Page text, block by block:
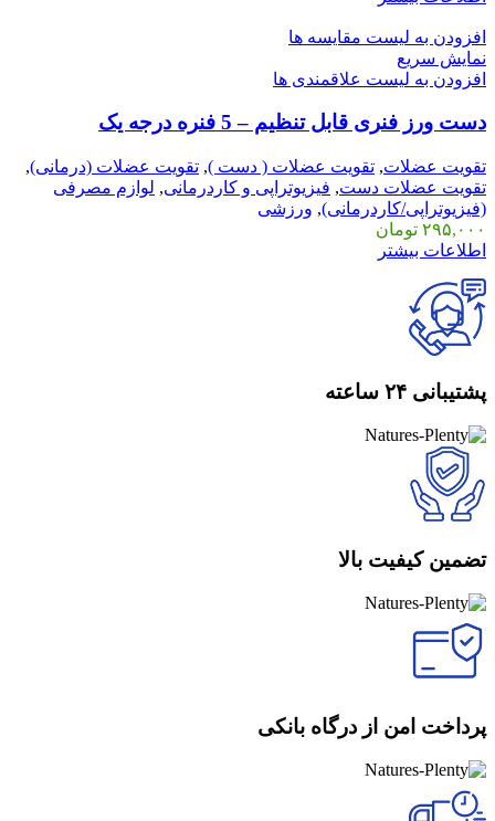
افزودن به لیست مقایسه ها
نمایش سریع
افزودن به لیست علاقمندی ها
دست ورز فنری قابل تنظیم – 5 فنره درجه یک
تقویت عضلات, تقویت عضلات ( دست ), تقویت عضلات (درمانی),
تقویت عضلات دست, فیزیوتراپی و کاردرمانی, لوازم مصرفی
(فیزیوتراپی/کاردرمانی), ورزشی
۲۹۵,۰۰۰ تومان
اطلاعات بیشتر
پشتیبانی ۲۴ ساعته
تضمین کیفیت بالا
پرداخت امن از درگاه بانکی